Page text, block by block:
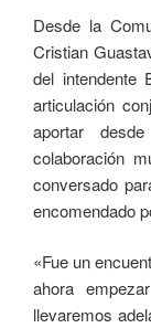
Desde la
Cristian
del intendente
articulación
aportar
colaboración
conversado
encomendado
«Fue un
ahora
llevaremos